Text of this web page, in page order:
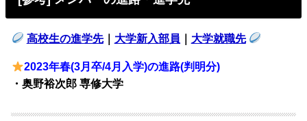
高校生の進学先｜ 大学新入部員 大学就職先
2023年春(3月卒/4月入学)の進路(判明分)
・奥野裕次郎 専修大学